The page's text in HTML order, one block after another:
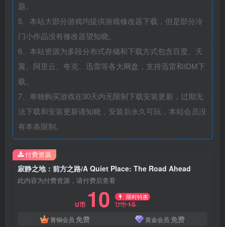
题。
5、本站大部分游戏均提供游戏修改器下载，但是部分冷
门小作品没有修改器望知晓。
6、本站资源为多段分布式存储和下载方式包含百度、天
翼、阿里云、夸克、迅雷等各大网盘，支持迅雷和IDM下
载。
7、单独购买游戏在30天内无限制下载安装更新，过期无
法下载和安装更新请知晓，安装后永久可玩，本站会员没
有本条限制。
寂静之地：前方之路/A Quiet Place: The Road Ahead
此内容为付费资源，请付费后查看
U币 10 限时特惠
U币15
青铜会员 免费 黄金会员 免费
付费资源